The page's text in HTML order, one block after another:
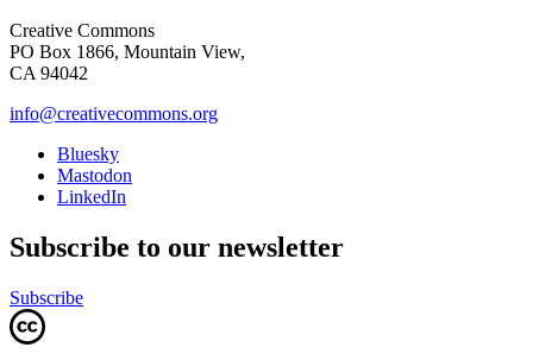
Creative Commons
PO Box 1866, Mountain View,
CA 94042
info@creativecommons.org
Bluesky
Mastodon
LinkedIn
Subscribe to our newsletter
Subscribe